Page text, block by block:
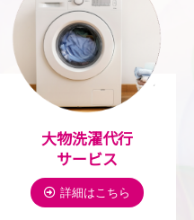
大物洗濯代行
サービス
詳細はこちら